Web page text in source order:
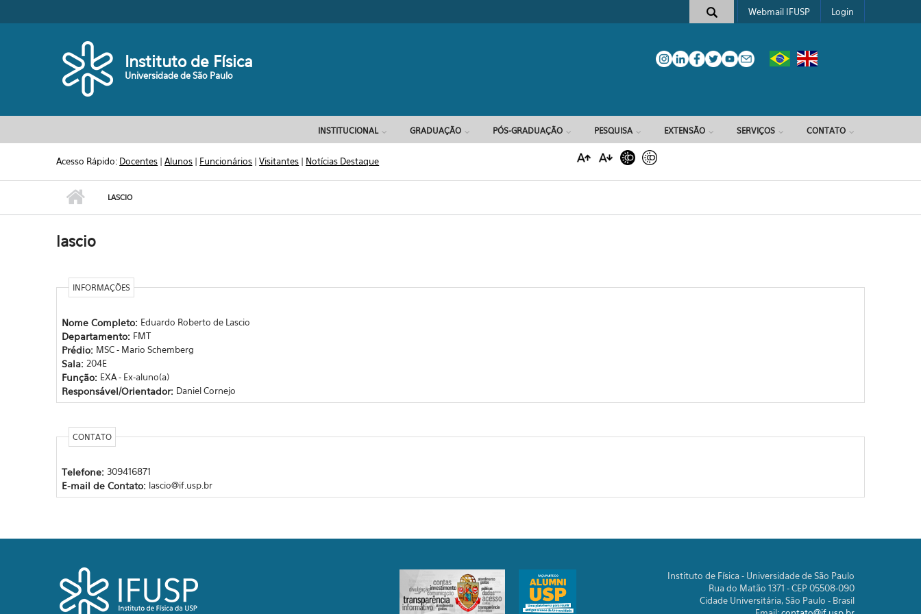
Formulário de busca
Webmail IFUSP Login
Instituto de Física
Universidade de São Paulo
INSTITUCIONAL GRADUAÇÃO PÓS-GRADUAÇÃO PESQUISA EXTENSÃO SERVIÇOS CONTATO
Acesso Rápido: Docentes |Alunos | Funcionários |Visitantes | Notícias Destaque
LASCIO
lascio
INFORMAÇÕES
Nome Completo: Eduardo Roberto de Lascio
Departamento: FMT
Prédio: MSC - Mario Schemberg
Sala: 204E
Função: EXA - Ex-aluno(a)
Responsável/Orientador: Daniel Cornejo
CONTATO
Telefone: 309416871
E-mail de Contato: lascio@if.usp.br
Instituto de Física - Universidade de São Paulo
Rua do Matão 1371 - CEP 05508-090
Cidade Universitária, São Paulo - Brasil